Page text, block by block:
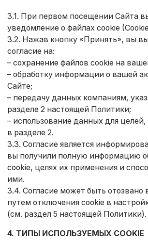
3.1. При первом посещении Сайта
уведомление о файлах cookie
3.2. Нажав кнопку «Принять», вы
согласие на:
– сохранение файлов cookie на
– обработку информации о вашей
Сайте;
– передачу данных компаниям,
разделе 2 настоящей Политики;
– использование данных для
в разделе 2.
3.3. Согласие является
вы получили полную информацию
cookie, целях их применения и
ими.
3.4. Согласие может быть
путем отключения cookie в
(см. раздел 5 настоящей Политики).
4. ТИПЫ ИСПОЛЬЗУЕМЫХ COOKIE